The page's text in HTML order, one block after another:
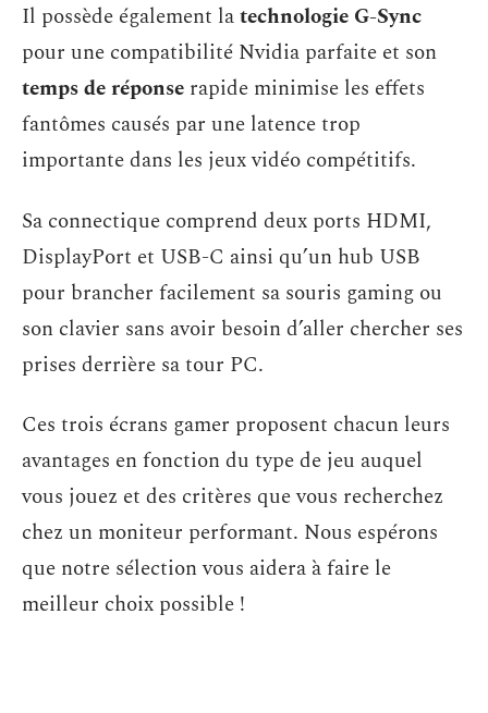
Il possède également latechnologie G-Sync
pour une compatibilité Nvidia parfaite et son
temps de réponse rapide minimise les effets
fantômes causés par une latence trop
importante dans les jeux vidéo compétitifs.
Sa connectique comprend deux ports HDMI,
DisplayPort et USB-C ainsi qu’un hub USB
pour brancher facilement sa souris gaming ou
son clavier sans avoir besoin d’aller chercher ses
prises derrière sa tour PC.
Ces trois écrans gamer proposent chacun leurs
avantages en fonction du type de jeu auquel
vous jouez et des critères que vous recherchez
chez un moniteur performant. Nous espérons
que notre sélection vous aidera à faire le
meilleur choix possible !